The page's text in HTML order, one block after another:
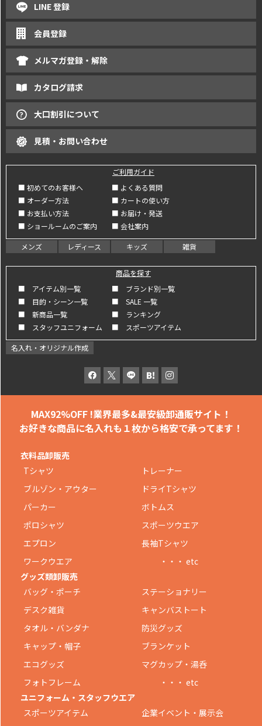
LINE 登録
会員登録
メルマガ登録・解除
カタログ請求
大口割引について
見積・お問い合わせ
ご利用ガイド
■ 初めてのお客様へ
■ よくある質問
■ オーダー方法
■ カートの使い方
■ お支払い方法
■ お届け・発送
■ ショールームのご案内
■ 会社案内
メンズ レディース キッズ 雑貨
商品を探す
■ アイテム別一覧
■ ブランド別一覧
■ 目的・シーン一覧
■ SALE 一覧
■ 新商品一覧
■ ランキング
■ スタッフユニフォーム
■ スポーツアイテム
名入れ・オリジナル作成
MAX92%OFF !業界最多&最安級卸通販サイト！
お好きな商品に名入れも １枚から格安で承ってます！
衣料品卸販売
Tシャツ
トレーナー
ブルゾン・アウター
ドライTシャツ
パーカー
ボトムス
ポロシャツ
スポーツウエア
エプロン
長袖Tシャツ
ワークウエア
・・・ etc
グッズ類卸販売
バッグ・ポーチ
ステーショナリー
デスク雑貨
キャンバストート
タオル・バンダナ
防災グッズ
キャップ・帽子
ブランケット
エコグッズ
マグカップ・湯呑
フォトフレーム
・・・ etc
ユニフォーム・スタッフウエア
スポーツアイテム
企業イベント・展示会